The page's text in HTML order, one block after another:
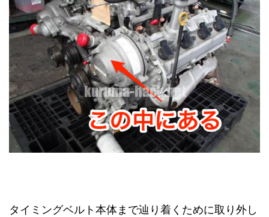
タイミングベルト本体まで辿り着くために取り外し